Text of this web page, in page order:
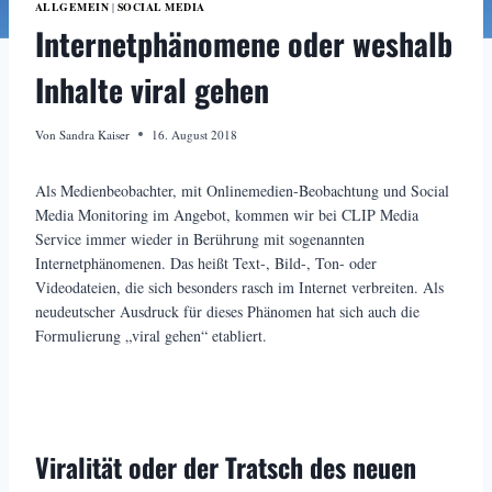
ALLGEMEIN | SOCIAL MEDIA
Internetphänomene oder weshalb
Inhalte viral gehen
Von Sandra Kaiser 16. August 2018
Als Medienbeobachter, mit Onlinemedien-Beobachtung und Social
Media Monitoring im Angebot, kommen wir bei CLIP Media
Service immer wieder in Berührung mit sogenannten
Internetphänomenen. Das heißt Text-, Bild-, Ton- oder
Videodateien, die sich besonders rasch im Internet verbreiten. Als
neudeutscher Ausdruck für dieses Phänomen hat sich auch die
Formulierung „viral gehen“ etabliert.
Viralität oder der Tratsch des neuen